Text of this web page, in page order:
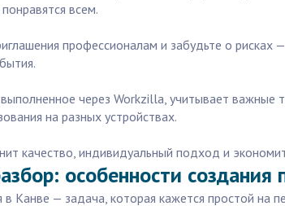
всем.
профессионалам и забудьте о
через Workzilla, учитывает важные
на разных устройствах.
качество, индивидуальный подход и
особенности
в Канве — задача, которая кажется простой на